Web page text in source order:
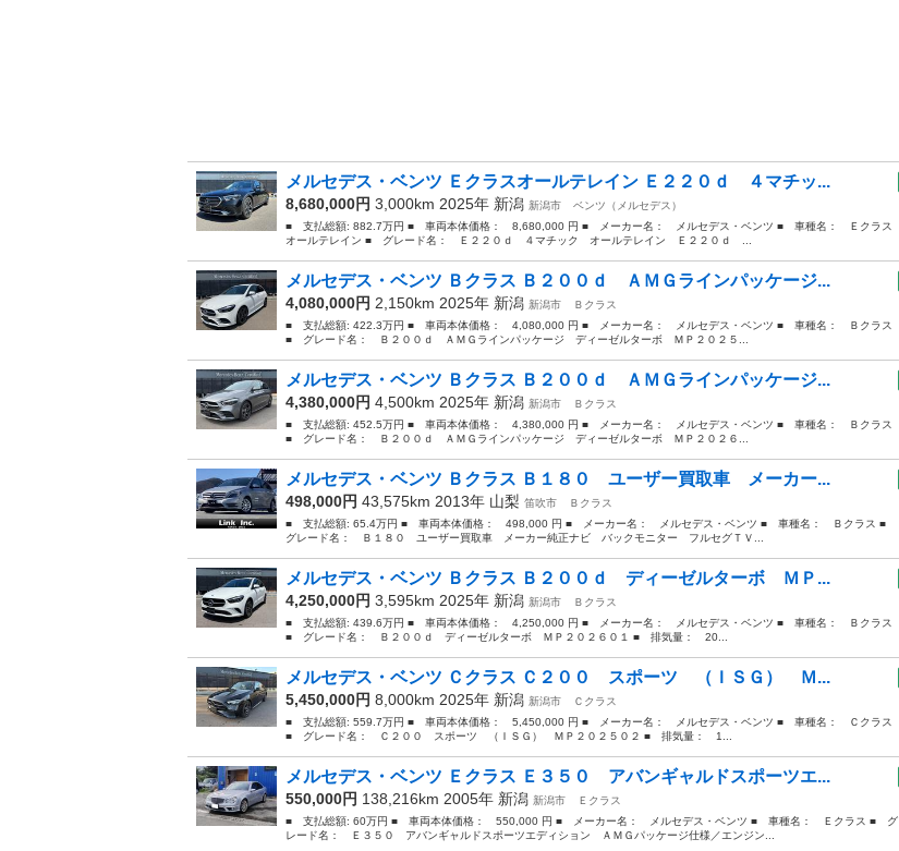
メルセデス・ベンツ Ｅクラスオールテレイン Ｅ２２０ｄ ４マチッ...
8,680,000円 3,000km 2025年 新潟 新潟市
ベンツ（メルセデス）
■ 支払総額: 882.7万円 ■ 車両本体価格： 8,680,000 円 ■ メーカー名： メルセデス・ベンツ ■ 車種名： Ｅクラス
オールテレイン ■ グレード名： Ｅ２２０ｄ ４マチック オールテレイン Ｅ２２０ｄ ...
メルセデス・ベンツ Ｂクラス Ｂ２００ｄ ＡＭＧラインパッケージ...
4,080,000円 2,150km 2025年 新潟 新潟市
Ｂクラス
■ 支払総額: 422.3万円 ■ 車両本体価格： 4,080,000 円 ■ メーカー名： メルセデス・ベンツ ■ 車種名： Ｂクラス
■ グレード名： Ｂ２００ｄ ＡＭＧラインパッケージ ディーゼルターボ ＭＰ２０２５...
メルセデス・ベンツ Ｂクラス Ｂ２００ｄ ＡＭＧラインパッケージ...
4,380,000円 4,500km 2025年 新潟 新潟市
Ｂクラス
■ 支払総額: 452.5万円 ■ 車両本体価格： 4,380,000 円 ■ メーカー名： メルセデス・ベンツ ■ 車種名： Ｂクラス
■ グレード名： Ｂ２００ｄ ＡＭＧラインパッケージ ディーゼルターボ ＭＰ２０２６...
メルセデス・ベンツ Ｂクラス Ｂ１８０ ユーザー買取車 メーカー...
498,000円 43,575km 2013年 山梨 笛吹市
Ｂクラス
■ 支払総額: 65.4万円 ■ 車両本体価格： 498,000 円 ■ メーカー名： メルセデス・ベンツ ■ 車種名： Ｂクラス ■
グレード名： Ｂ１８０ ユーザー買取車 メーカー純正ナビ バックモニター フルセグＴＶ...
メルセデス・ベンツ Ｂクラス Ｂ２００ｄ ディーゼルターボ ＭＰ...
4,250,000円 3,595km 2025年 新潟 新潟市
Ｂクラス
■ 支払総額: 439.6万円 ■ 車両本体価格： 4,250,000 円 ■ メーカー名： メルセデス・ベンツ ■ 車種名： Ｂクラス
■ グレード名： Ｂ２００ｄ ディーゼルターボ ＭＰ２０２６０１ ■ 排気量： 20...
メルセデス・ベンツ Ｃクラス Ｃ２００ スポーツ （ＩＳＧ） Ｍ...
5,450,000円 8,000km 2025年 新潟 新潟市
Ｃクラス
■ 支払総額: 559.7万円 ■ 車両本体価格： 5,450,000 円 ■ メーカー名： メルセデス・ベンツ ■ 車種名： Ｃクラス
■ グレード名： Ｃ２００ スポーツ （ＩＳＧ） ＭＰ２０２５０２ ■ 排気量： 1...
メルセデス・ベンツ Ｅクラス Ｅ３５０ アバンギャルドスポーツエ...
550,000円 138,216km 2005年 新潟 新潟市
Ｅクラス
■ 支払総額: 60万円 ■ 車両本体価格： 550,000 円 ■ メーカー名： メルセデス・ベンツ ■ 車種名： Ｅクラス ■ グ
レード名： Ｅ３５０ アバンギャルドスポーツエディション ＡＭＧパッケージ仕様／エンジン...